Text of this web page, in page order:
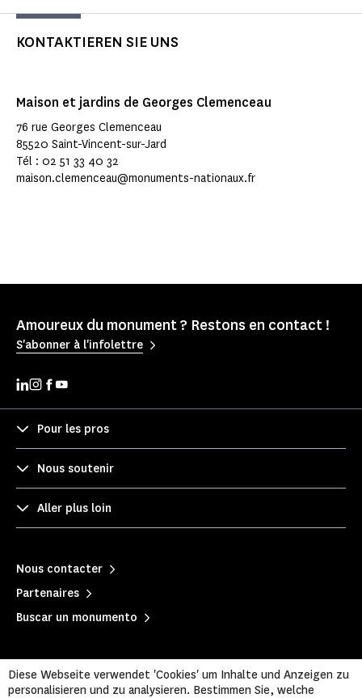
KONTAKTIEREN SIE UNS
Maison et jardins de Georges Clemenceau
76 rue Georges Clemenceau
85520 Saint-Vincent-sur-Jard
Tél : 02 51 33 40 32
maison.clemenceau@monuments-nationaux.fr
Amoureux du monument ? Restons en contact !
S'abonner à l'infolettre
Pour les pros
Nous soutenir
Aller plus loin
Nous contacter
Partenaires
Buscar un monumento
Diese Webseite verwendet 'Cookies' um Inhalte und Anzeigen zu
personalisieren und zu analysieren. Bestimmen Sie, welche